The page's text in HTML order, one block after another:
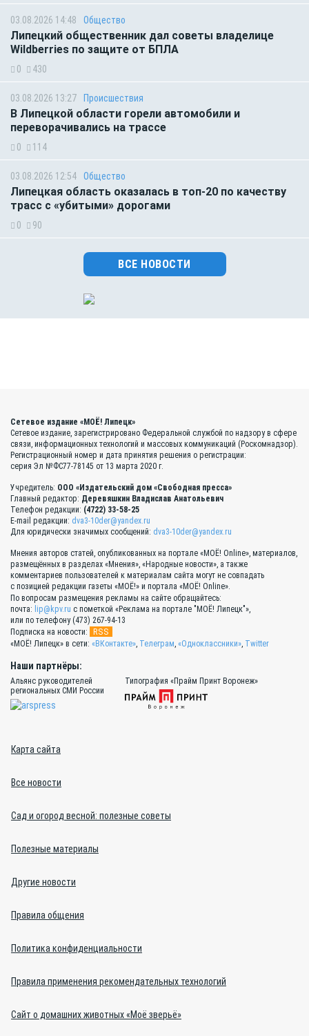
03.08.2026 14:48 Общество
Липецкий общественник дал советы владелице
Wildberries по защите от БПЛА
0 430
03.08.2026 13:27 Происшествия
В Липецкой области горели автомобили и
переворачивались на трассе
0 114
03.08.2026 12:54 Общество
Липецкая область оказалась в топ-20 по качеству
трасс с «убитыми» дорогами
0 90
ВСЕ НОВОСТИ
Сетевое издание «МОЁ! Липецк»
Сетевое издание, зарегистрировано Федеральной службой по надзору в сфере
связи, информационных технологий и массовых коммуникаций (Роскомнадзор).
Регистрационный номер и дата принятия решения о регистрации:
серия Эл №ФС77-78145 от 13 марта 2020 г.
Учредитель: ООО «Издательский дом «Свободная пресса»
Главный редактор: Деревяшкин Владислав Анатольевич
Телефон редакции: (4722) 33-58-25
E-mail редакции: dva3-10der@yandex.ru
Для юридически значимых сообщений: dva3-10der@yandex.ru
Мнения авторов статей, опубликованных на портале «МОЁ! Online», материалов,
размещённых в разделах «Мнения», «Народные новости», а также
комментариев пользователей к материалам сайта могут не совпадать
с позицией редакции газеты «МОЁ!» и портала «МОЁ! Online».
По вопросам размещения рекламы на сайте обращайтесь:
почта: lip@kpv.ru с пометкой «Реклама на портале "МОЁ! Липецк"»,
или по телефону (473) 267-94-13
Подписка на новости:
RSS
«МОЁ! Липецк» в сети: «ВКонтакте», Телеграм, «Одноклассники», Twitter
Наши партнёры:
Альянс руководителей
региональных СМИ России
Типография «Прайм Принт Воронеж»
Карта сайта
Все новости
Сад и огород весной: полезные советы
Полезные материалы
Другие новости
Правила общения
Политика конфиденциальности
Правила применения рекомендательных технологий
Сайт о домашних животных «Моё зверьё»